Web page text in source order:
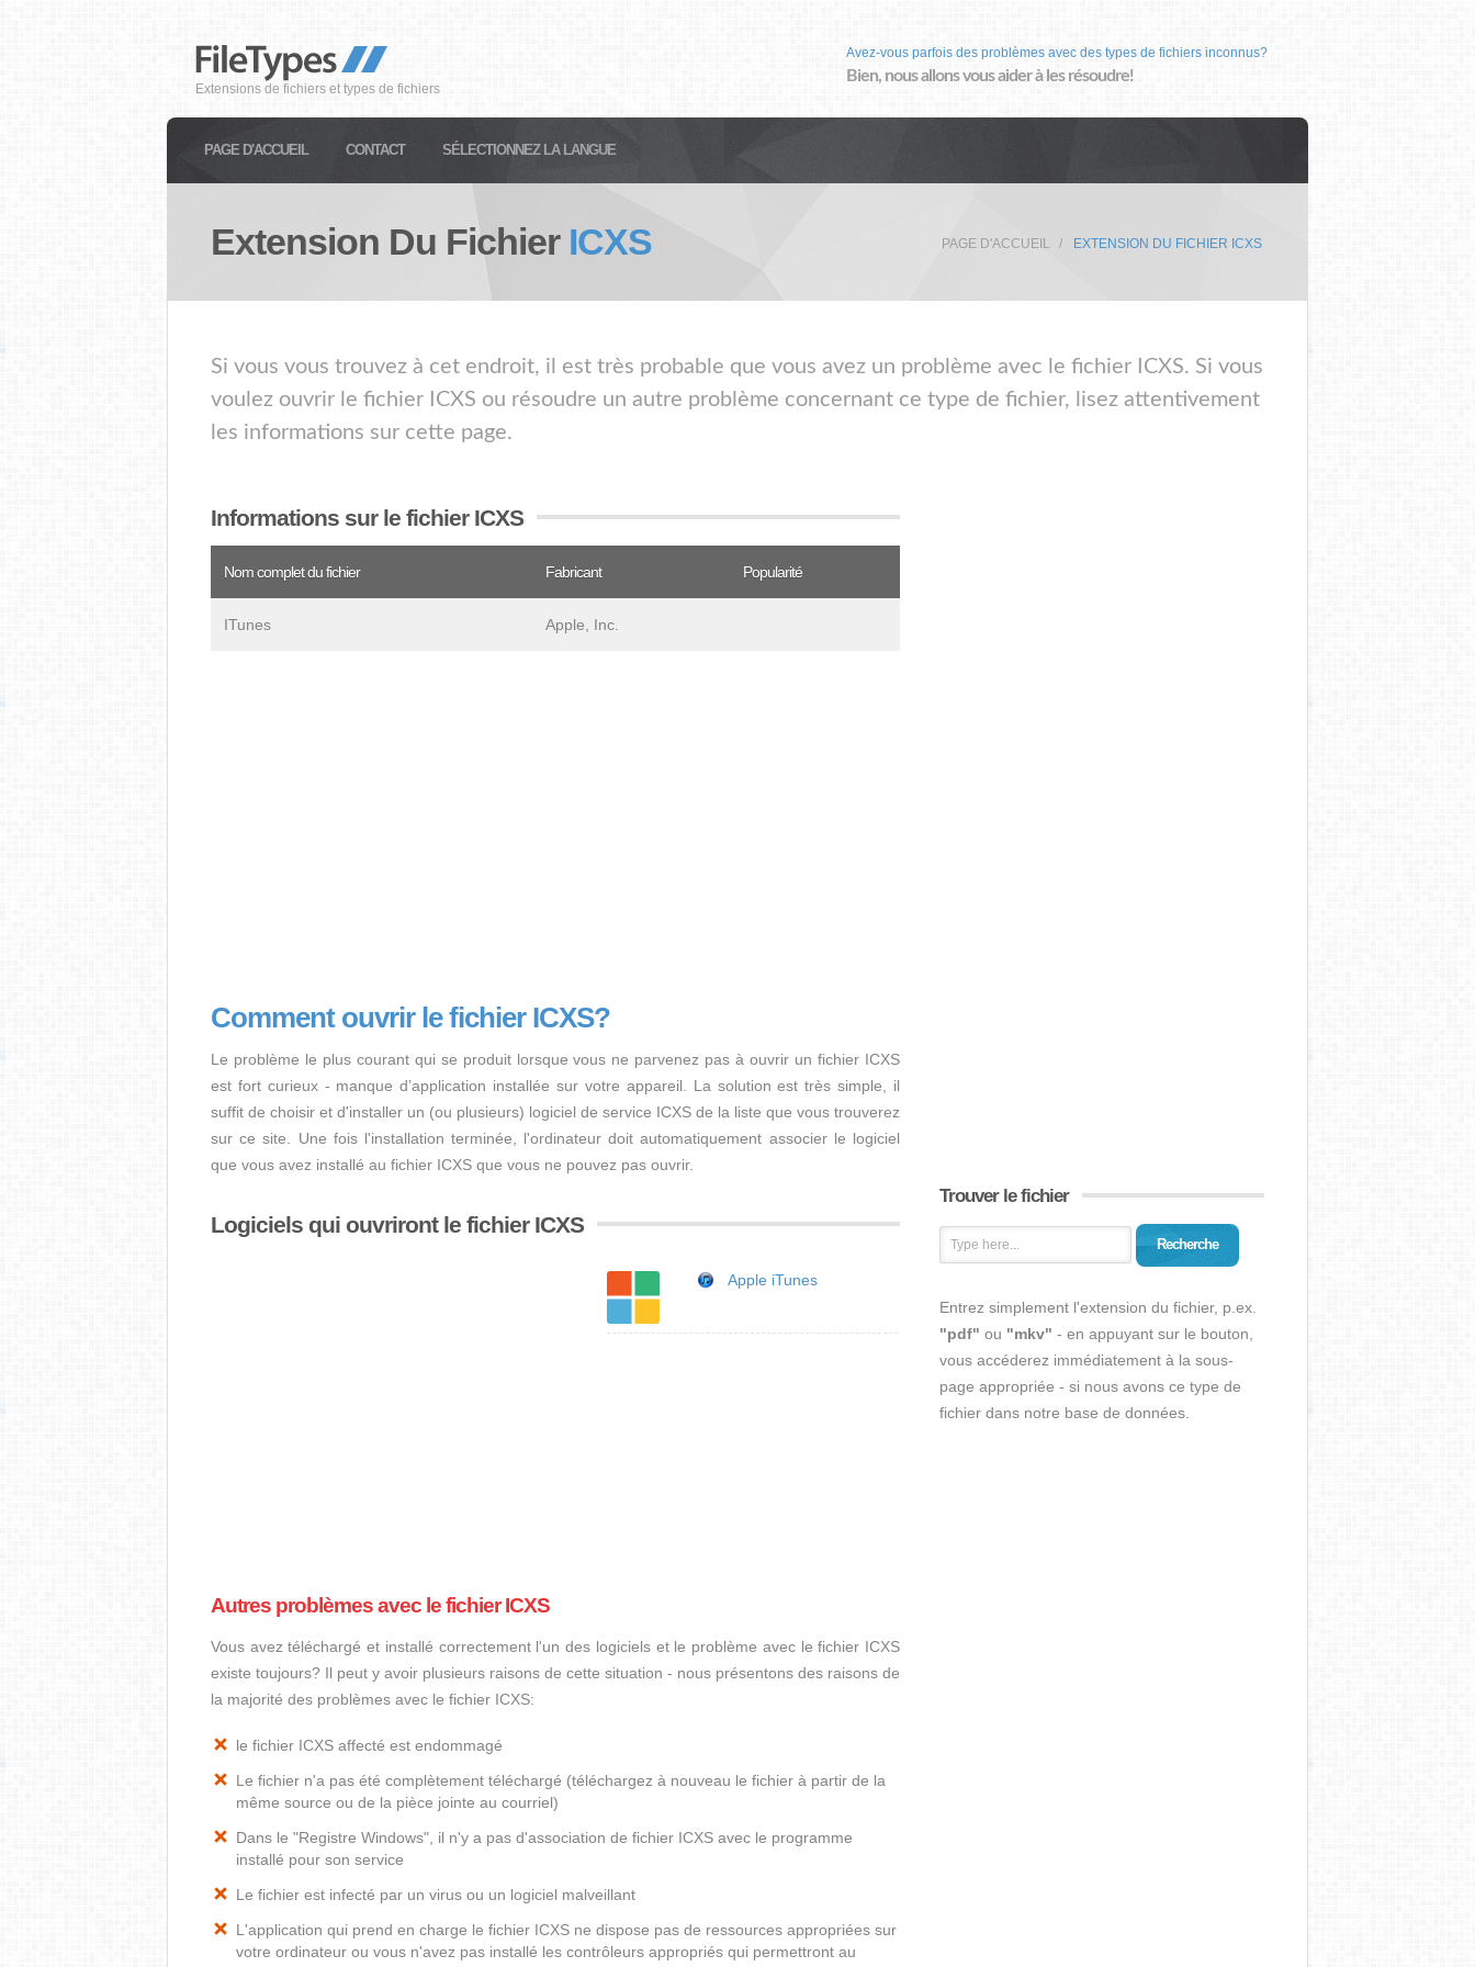
Extensions de fichiers et types de fichiers
Avez-vous parfois des problèmes avec des types de fichiers inconnus?
Bien, nous allons vous aider à les résoudre!
PAGE D'ACCUEIL CONTACT SÉLECTIONNEZ LA LANGUE
Extension Du Fichier ICXS PAGE D'ACCUEIL EXTENSION DU FICHIER ICXS
Si vous vous trouvez à cet endroit, il est très probable que vous avez un problème avec le fichier ICXS. Si vous
voulez ouvrir le fichier ICXS ou résoudre un autre problème concernant ce type de fichier, lisez attentivement
les informations sur cette page.
Informations sur le fichier ICXS
Nom complet du fichier Fabricant Popularité
ITunes Apple, Inc.
Comment ouvrir le fichier ICXS?
Le problème le plus courant qui se produit lorsque vous ne parvenez pas à ouvrir un fichier ICXS
est fort curieux - manque d’application installée sur votre appareil. La solution est très simple, il
suffit de choisir et d'installer un (ou plusieurs) logiciel de service ICXS de la liste que vous trouverez
sur ce site. Une fois l'installation terminée, l'ordinateur doit automatiquement associer le logiciel
que vous avez installé au fichier ICXS que vous ne pouvez pas ouvrir.
Logiciels qui ouvriront le fichier ICXS
Apple iTunes
Autres problèmes avec le fichier ICXS
Vous avez téléchargé et installé correctement l'un des logiciels et le problème avec le fichier ICXS
existe toujours? Il peut y avoir plusieurs raisons de cette situation - nous présentons des raisons de
la majorité des problèmes avec le fichier ICXS:
le fichier ICXS affecté est endommagé
Le fichier n'a pas été complètement téléchargé (téléchargez à nouveau le fichier à partir de la
même source ou de la pièce jointe au courriel)
Dans le "Registre Windows", il n'y a pas d'association de fichier ICXS avec le programme
installé pour son service
Le fichier est infecté par un virus ou un logiciel malveillant
L'application qui prend en charge le fichier ICXS ne dispose pas de ressources appropriées sur
votre ordinateur ou vous n'avez pas installé les contrôleurs appropriés qui permettront au
Trouver le fichier
Recherche
Entrez simplement l'extension du fichier, p.ex.
"pdf" ou "mkv" - en appuyant sur le bouton,
vous accéderez immédiatement à la sous-
page appropriée - si nous avons ce type de
fichier dans notre base de données.